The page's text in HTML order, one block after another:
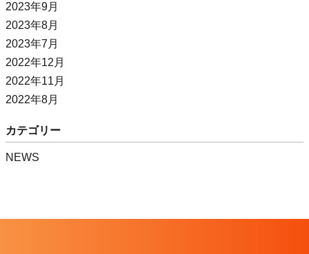
2023年9月
2023年8月
2023年7月
2022年12月
2022年11月
2022年8月
カテゴリー
NEWS